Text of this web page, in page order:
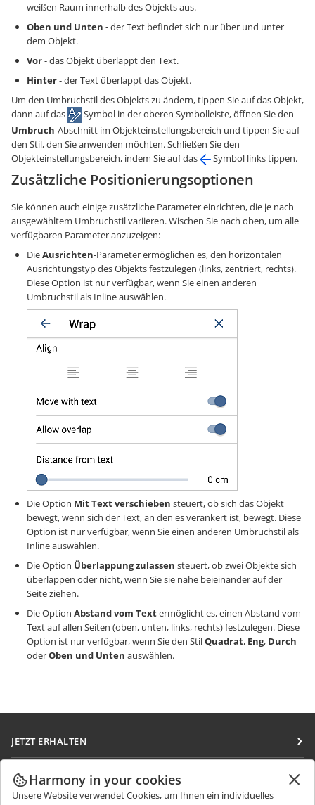
weißen Raum innerhalb des Objekts aus.
Oben und Unten - der Text befindet sich nur über und unter
dem Objekt.
Vor- das Objekt überlappt den Text.
Hinter- der Text überlappt das Objekt.
Um den Umbruchstil des Objekts zu ändern, tippen Sie auf das Objekt,
dann auf das
Symbol in der oberen Symbolleiste, öffnen Sie den
Umbruch-Abschnitt im Objekteinstellungsbereich und tippen Sie auf
den Stil, den Sie anwenden möchten. Schließen Sie den
Objekteinstellungsbereich, indem Sie auf das
Symbol links tippen.
Zusätzliche Positionierungsoptionen
Sie können auch einige zusätzliche Parameter einrichten, die je nach
ausgewähltem Umbruchstil variieren. Wischen Sie nach oben, um alle
verfügbaren Parameter anzuzeigen:
DieAusrichten-Parameter ermöglichen es, den horizontalen
Ausrichtungstyp des Objekts festzulegen (links, zentriert, rechts).
Diese Option ist nur verfügbar, wenn Sie einen anderen
Umbruchstil als Inline auswählen.
Die Option Mit Text verschieben steuert, ob sich das Objekt
bewegt, wenn sich der Text, an den es verankert ist, bewegt. Diese
Option ist nur verfügbar, wenn Sie einen anderen Umbruchstil als
Inline auswählen.
Die Option Überlappung zulassen steuert, ob zwei Objekte sich
überlappen oder nicht, wenn Sie sie nahe beieinander auf der
Seite ziehen.
Die Option Abstand vom Textermöglicht es, einen Abstand vom
Text auf allen Seiten (oben, unten, links, rechts) festzulegen. Diese
Option ist nur verfügbar, wenn Sie den StilQuadrat, Eng, Durch
oderOben und Unten auswählen.
JETZT ERHALTEN
Docs
DocSpace
ZUSAMMENARBEITEN
Für Mitwirkende
Harmony in your cookies
Unsere Website verwendet Cookies, um Ihnen ein individuelles